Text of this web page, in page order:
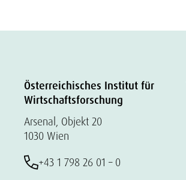
Österreichisches Institut für
Wirtschaftsforschung
Arsenal, Objekt 20
1030 Wien
+43 1 798 26 01 – 0